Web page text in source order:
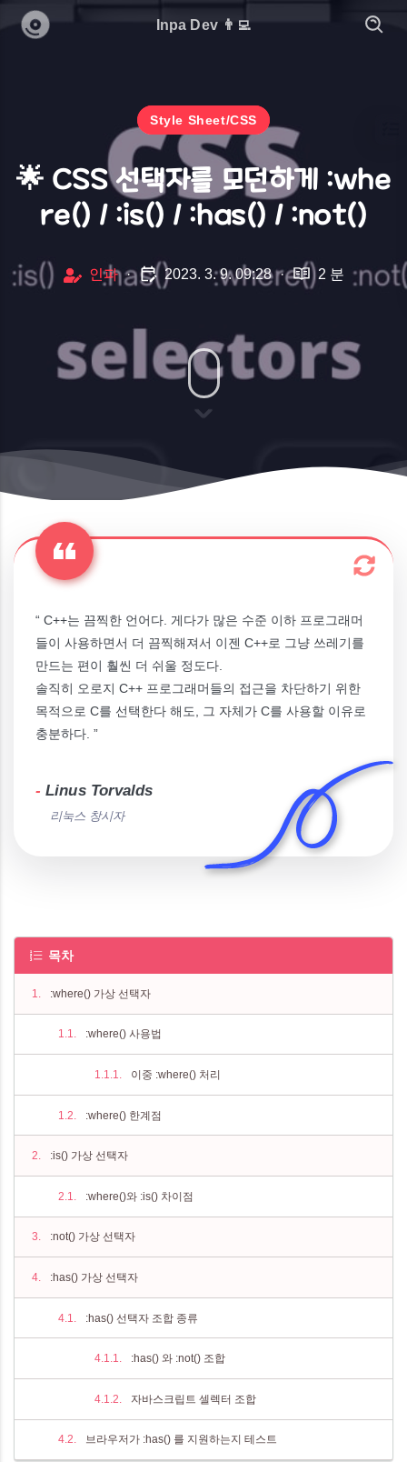
Style Sheet/CSS
🌟 CSS 선택자를 모던하게 :whe
re() / :is() / :has() / :not()
인파 · 2023. 3. 9. 09:28 · 2 분
“ C++는 끔찍한 언어다. 게다가 많은 수준 이하 프로그래머
들이 사용하면서 더 끔찍해져서 이젠 C++로 그냥 쓰레기를
만드는 편이 훨씬 더 쉬울 정도다.
솔직히 오로지 C++ 프로그래머들의 접근을 차단하기 위한
목적으로 C를 선택한다 해도, 그 자체가 C를 사용할 이유로
충분하다. ”
- Linus Torvalds
리눅스 창시자
목차
:where() 가상 선택자
:where() 사용법
이중 :where() 처리
:where() 한계점
:is() 가상 선택자
:where()와 :is() 차이점
:not() 가상 선택자
:has() 가상 선택자
:has() 선택자 조합 종류
:has() 와 :not() 조합
자바스크립트 셀렉터 조합
브라우저가 :has() 를 지원하는지 테스트
Inpa Dev 👨‍💻